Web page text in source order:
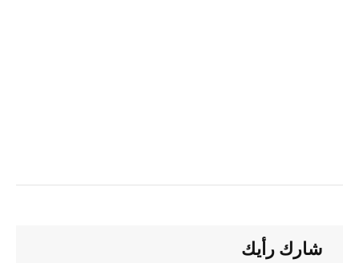
شارك رأيك